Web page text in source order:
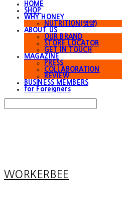
HOME
SHOP
WHY HONEY
NUTRITION(영양)
ABOUT US
OUR BRAND
STORE LOCATOR
GET IN TOUCH
MAGAZINE
PRESS
COLLABORATION
REVIEW
BUSINESS MEMBERS
for Foreigners
WORKERBEE